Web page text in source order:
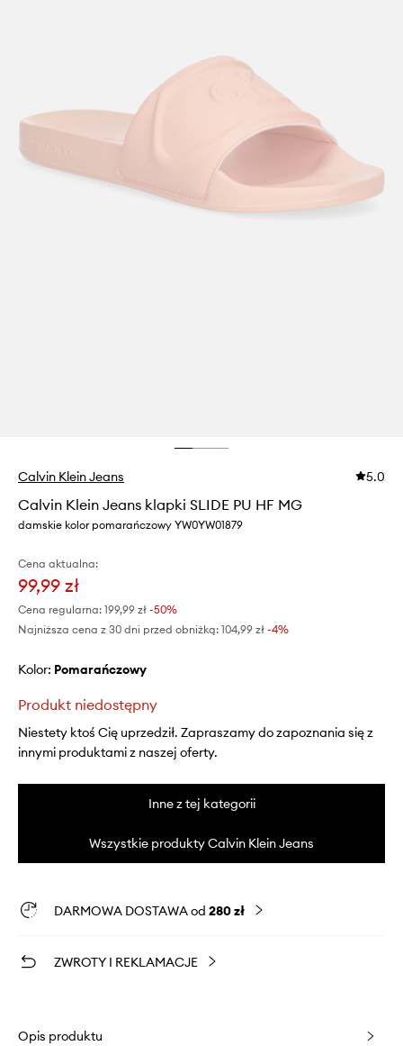
Calvin Klein Jeans 5.0
Calvin Klein Jeans klapki SLIDE PU HF MG
damskie kolor pomarańczowy YW0YW01879
Cena aktualna:
99,99 zł
Cena regularna: 199,99 zł -50%
Najniższa cena z 30 dni przed obniżką: 104,99 zł -4%
Kolor: pomarańczowy
Produkt niedostępny
Niestety ktoś Cię uprzedził. Zapraszamy do zapoznania się z
innymi produktami z naszej oferty.
Inne z tej kategorii
Wszystkie produkty Calvin Klein Jeans
DARMOWA DOSTAWA od 280 zł
ZWROTY I REKLAMACJE
Opis produktu